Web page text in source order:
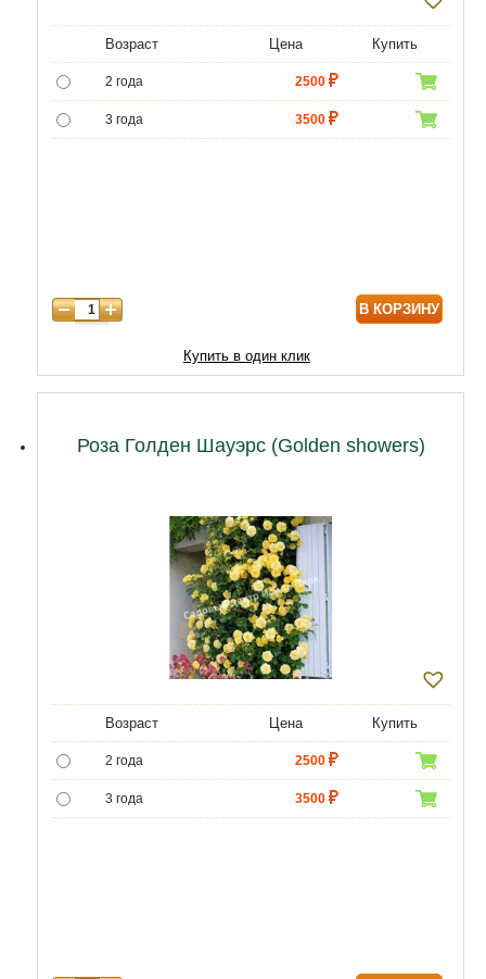
Возраст Цена Купить
2 года 2500
3 года 3500
В КОРЗИНУ
Купить в один клик
Роза Голден Шауэрс (Golden showers)
Возраст Цена Купить
2 года 2500
3 года 3500